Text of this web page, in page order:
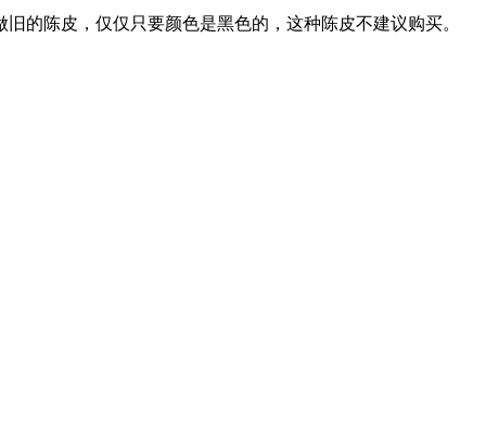
的陈皮，仅仅只要颜色是黑色的，这种陈皮不建议购买。